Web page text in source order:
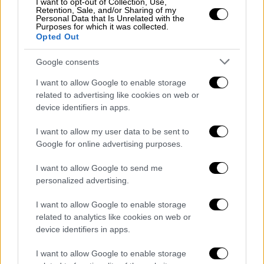
Retention, Sale, and/or Sharing of my
Personal Data that Is Unrelated with the
Purposes for which it was collected.
Opted Out
Google consents
I want to allow Google to enable storage
related to advertising like cookies on web or
device identifiers in apps.
I want to allow my user data to be sent to
Google for online advertising purposes.
I want to allow Google to send me
personalized advertising.
I want to allow Google to enable storage
related to analytics like cookies on web or
device identifiers in apps.
I want to allow Google to enable storage